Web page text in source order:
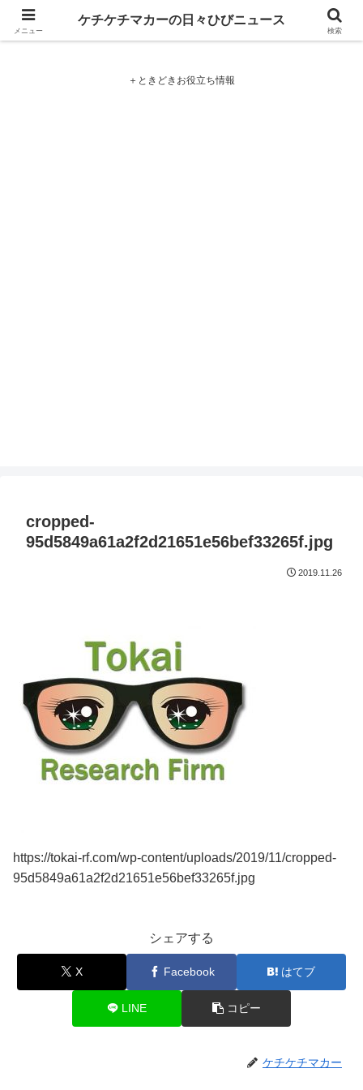
ケチケチマカーの日々ひびニュース
＋ときどきお役立ち情報
cropped-
95d5849a61a2f2d21651e56bef33265f.jpg
2019.11.26
https://tokai-rf.com/wp-content/uploads/2019/11/cropped-
95d5849a61a2f2d21651e56bef33265f.jpg
シェアする
X Facebook はてブ
LINE コピー
ケチケチマカー
メニュー
ケチケチマカーの日々ひびニュース
検索